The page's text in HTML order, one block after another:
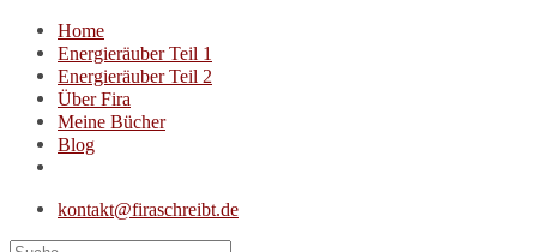
Home
Energieräuber Teil 1
Energieräuber Teil 2
Über Fira
Meine Bücher
Blog
kontakt@firaschreibt.de